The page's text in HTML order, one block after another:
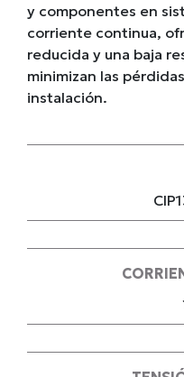
y componentes en
corriente continua,
reducida y una baja
minimizan las
instalación.